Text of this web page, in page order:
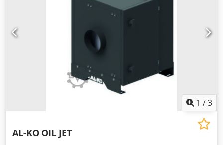
1 /3
AL-KO OIL JET